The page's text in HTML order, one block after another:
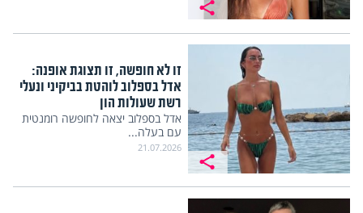
זו לא חופשה, זו תצוגת אופנה:
אדל בספלוב לוהטת בביקיני ונעלי
רשת שעולות הון
אדל בספלוב יצאה לחופשה רומנטית
עם בעלה...
21.07.2026